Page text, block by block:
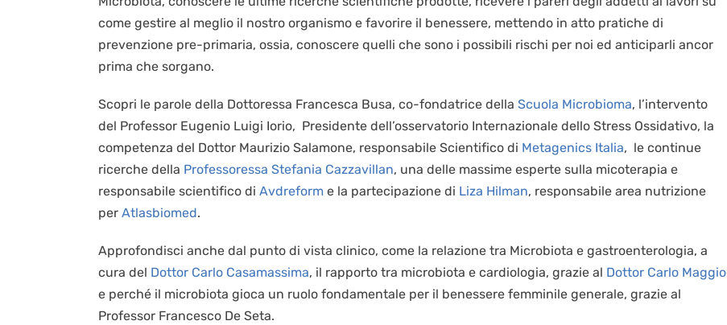
come gestire al meglio il nostro organismo e favorire il benessere, mettendo in atto pratiche di
prevenzione pre-primaria, ossia, conoscere quelli che sono i possibili rischi per noi ed anticiparli ancor
prima che sorgano.
Scopri le parole della Dottoressa Francesca Busa, co-fondatrice della Scuola Microbioma, l’intervento
del Professor Eugenio Luigi Iorio, Presidente dell’osservatorio Internazionale dello Stress Ossidativo, la
competenza del Dottor Maurizio Salamone, responsabile Scientifico di Metagenics Italia, le continue
ricerche della Professoressa Stefania Cazzavillan, una delle massime esperte sulla micoterapia e
responsabile scientifico di Avdreform e la partecipazione di Liza Hilman, responsabile area nutrizione
per Atlasbiomed.
Approfondisci anche dal punto di vista clinico, come la relazione tra Microbiota e gastroenterologia, a
cura del Dottor Carlo Casamassima, il rapporto tra microbiota e cardiologia, grazie al Dottor Carlo Maggio
e perché il microbiota gioca un ruolo fondamentale per il benessere femminile generale, grazie al
Professor Francesco De Seta.